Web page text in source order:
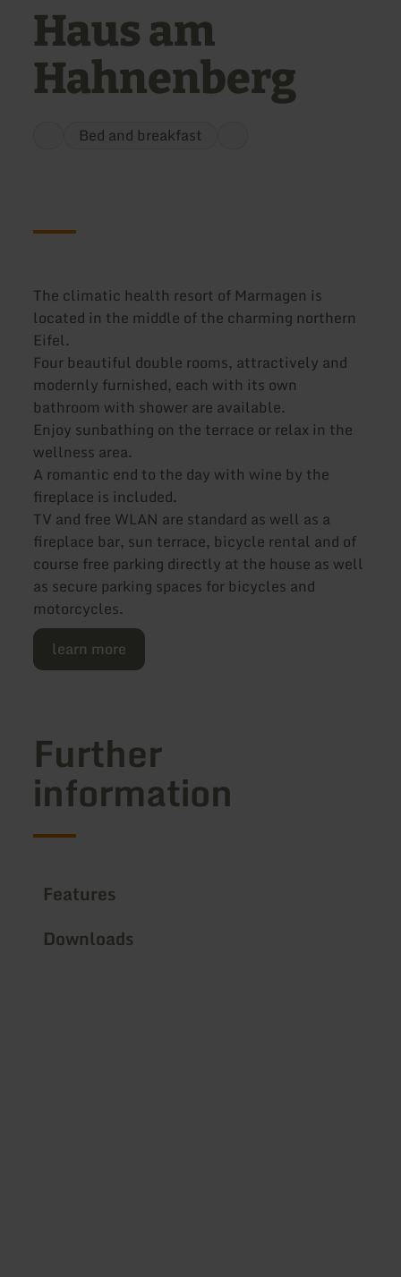
Haus am
Hahnenberg
Bed and breakfast
The climatic health resort of Marmagen is
located in the middle of the charming northern
Eifel.
Four beautiful double rooms, attractively and
modernly furnished, each with its own
bathroom with shower are available.
Enjoy sunbathing on the terrace or relax in the
wellness area.
A romantic end to the day with wine by the
fireplace is included.
TV and free WLAN are standard as well as a
fireplace bar, sun terrace, bicycle rental and of
course free parking directly at the house as well
as secure parking spaces for bicycles and
motorcycles.
learn more
Further
information
Features
Downloads